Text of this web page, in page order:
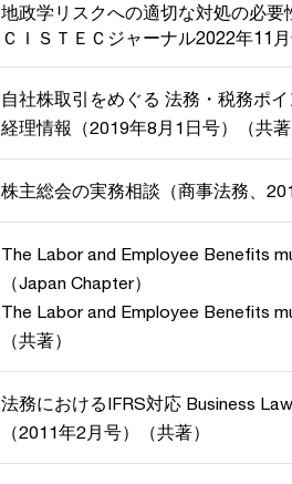
地政学リスクへの適切な対処の必要
ＣＩＳＴＥＣジャーナル2022年11
自社株取引をめぐる 法務・税務ポイ
経理情報（2019年8月1日号）（共著
株主総会の実務相談（商事法務、
The Labor and Employee Benefits
（Japan Chapter）
The Labor and Employee Benefits
（共著）
法務におけるIFRS対応 Business
（2011年2月号）（共著）